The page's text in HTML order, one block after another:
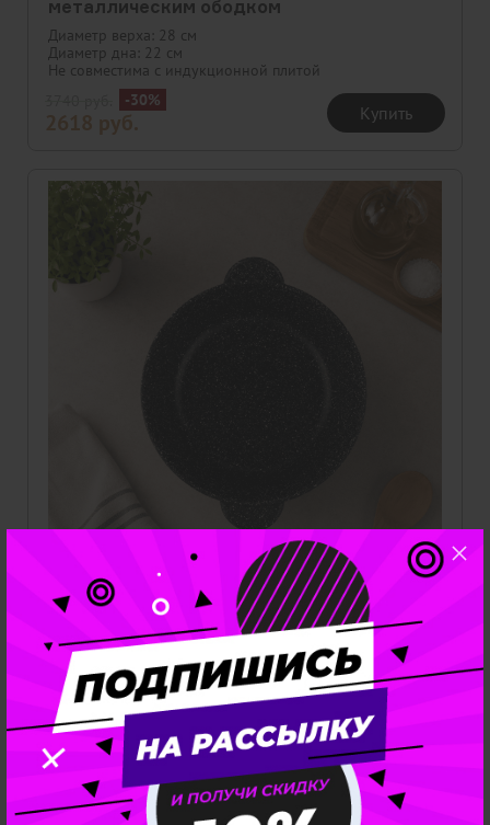
металлическим ободком
Диаметр верха: 28 см
Диаметр дна: 22 см
Не совместима с индукционной плитой
-30%
2618 руб. Купить
Ice Cream Жаровня 320
Диаметр верха: 32 см
Диаметр дна: 26 см
Не совместима с индукционной плитой
-40%
3790руб.
2274 руб. Купить